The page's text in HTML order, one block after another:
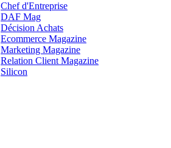
Chef d'Entreprise
DAF Mag
Décision Achats
Ecommerce Magazine
Marketing Magazine
Relation Client Magazine
Silicon